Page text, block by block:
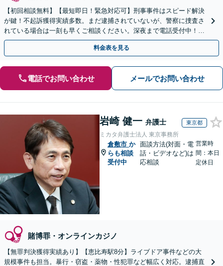
【初回相談無料】【最短即日！緊急対応可】刑事事件はスピード解決
が鍵！不起訴獲得実績多数。まだ逮捕されていないが、警察に捜査さ
れている場合は一刻も早くご相談ください。深夜まで電話受付中！痴
漢／盗撮／のぞき／その他性犯罪など
料金表を見る
電話でお問い合わせ メールでお問い合わせ
岩崎 健一 弁護士 東京都
ミカタ弁護士法人 東京事務所
倉敷市 か
らも相談
受付中
面談方法(対面・電
話・ビデオなど)は
応相談
営業時
間：本日
定休日
賭博罪・オンラインカジノ
【無罪判決獲得実績あり】【恵比寿駅8分】ライブドア事件などの大
規模事件も担当。暴行・窃盗・薬物・性犯罪など幅広く対応。逮捕直